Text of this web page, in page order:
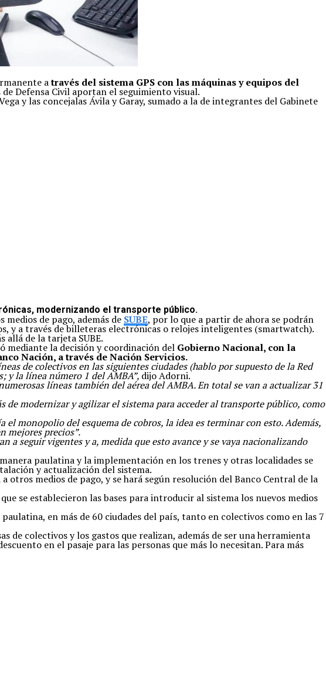
através del sistema GPS con las máquinas y equipos del
de Defensa Civil aportan el seguimiento visual.
y las concejalas Ávila y Garay, sumado a la de integrantes del Gabinete
modernizando el transporte público.
de pago, además de SUBE, por lo que a partir de ahora se podrán
y a través de billeteras electrónicas o relojes inteligentes (smartwatch).
allá de la tarjeta SUBE.
mediante la decisión y coordinación del Gobierno Nacional, con la
Nación, a través de Nación Servicios.
de colectivos en las siguientes ciudades (hablo por supuesto de la Red
y la línea número 1 del AMBA”, dijo Adorni.
líneas también del aérea del AMBA. En total se van a actualizar 31
de modernizar y agilizar el sistema para acceder al transporte público, como
monopolio del esquema de cobros, la idea es terminar con esto. Además,
mejores precios”.
a seguir vigentes y a, medida que esto avance y se vaya nacionalizando
paulatina y la implementación en los trenes y otras localidades se
y actualización del sistema.
medios de pago, y se hará según resolución del Banco Central de la
se establecieron las bases para introducir al sistema los nuevos medios
en más de 60 ciudades del país, tanto en colectivos como en las 7
de colectivos y los gastos que realizan, además de ser una herramienta
en el pasaje para las personas que más lo necesitan. Para más